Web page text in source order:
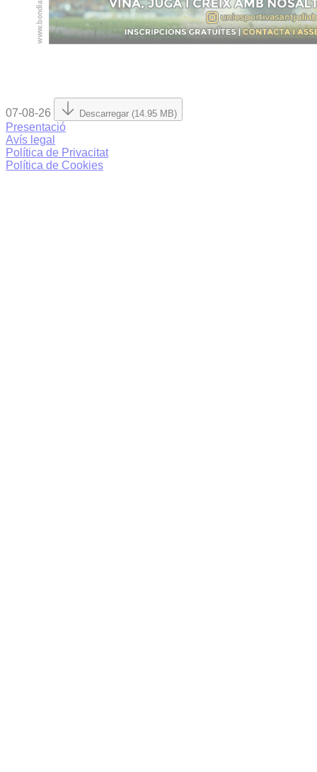
07-08-26 Descarregar (14.95 MB)
Presentació
Avís legal
Política de Privacitat
Política de Cookies